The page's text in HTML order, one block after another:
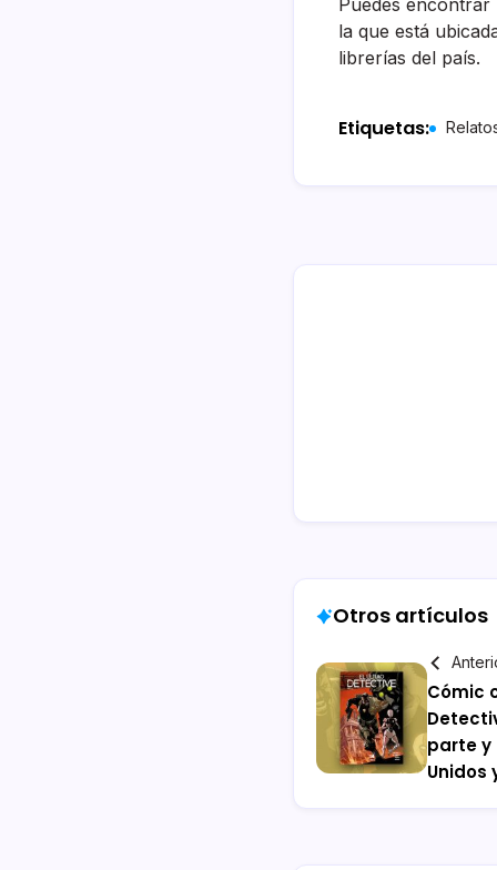
Puedes encontrar
la que está
librerías del país.
Etiquetas:
Otros artículos
Cómic
parte y
Unidos